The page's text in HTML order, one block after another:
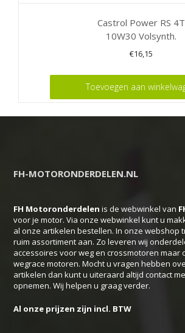
Castrol Power RS 4T
10W30 Volsynth.
€16,15
Toevoegen aan
FH-MOTORONDERDELEN.NL
FH Motoronderdelen is de webwinkel van
voor je motor. Via onze webwinkel kunt u
al onze artikelen bestellen. In onze webshop
ruim assortiment aan. Zo leveren wij
accessoires voor weg en crossmotoren maar
wegrace motoren. Mocht u vragen hebben
artikelen dan kunt u uiteraard altijd contact
opnemen. Wij helpen u graag verder.
Al onze prijzen zijn incl. BTW